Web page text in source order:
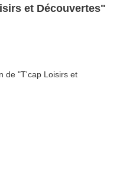
et Découvertes"